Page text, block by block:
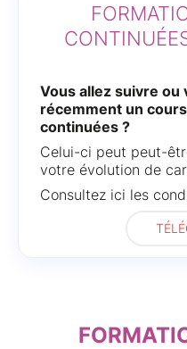
Vous allez suivre ou
récemment un
continuées ?
Celui-ci peut peut-
votre évolution de
Consultez ici les